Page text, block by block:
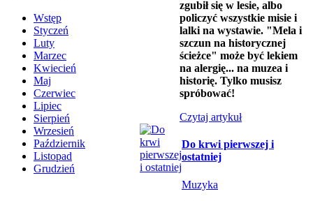
Wstęp
Styczeń
Luty
Marzec
Kwiecień
Maj
Czerwiec
Lipiec
Sierpień
Wrzesień
Październik
Listopad
Grudzień
zgubił się w lesie, albo
policzyć wszystkie misie i
lalki na wystawie. "Mela i
szczun na historycznej
ścieżce" może być lekiem
na alergię... na muzea i
historię. Tylko musisz
spróbować!
Czytaj artykuł
Do krwi pierwszej i
ostatniej
Muzyka